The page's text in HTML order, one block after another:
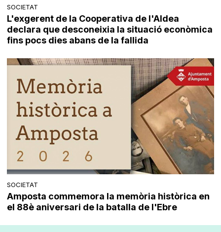
SOCIETAT
L'exgerent de la Cooperativa de l'Aldea
declara que desconeixia la situació econòmica
fins pocs dies abans de la fallida
SOCIETAT
Amposta commemora la memòria històrica en
el 88è aniversari de la batalla de l'Ebre